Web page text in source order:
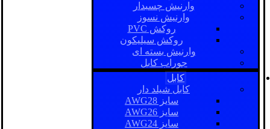
وارنیش چسبدار
وارنیش نسوز
روکش PVC
روکش سیلیکون
وارنیش بسته ای
جوراب کابل
کابل
کابل شیلد دار
سایز AWG28
سایز AWG26
سایز AWG24